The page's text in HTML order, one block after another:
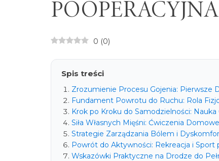
Zabiegi
Rekonstrukcja ogniskowych ubytków
chrząstki stawowej
zwyrodnieniowych
Denerwacja
Operacja plastyczna palucha
sztywnego
protezoplastyka stawu skokowego
Operacja innych deformacji
przodostopia
POOPERACYJNA
0 (0)
Spis treści
Zrozumienie Procesu Gojenia: Pierwsze
Fundament Powrotu do Ruchu: Rola
Krok po Kroku do Samodzielności:
Siła Własnych Mięśni: Ćwiczenia
Strategie Zarządzania Bólem i
Powrót do Aktywności: Rekreacja i
Wskazówki Praktyczne na Drodze do